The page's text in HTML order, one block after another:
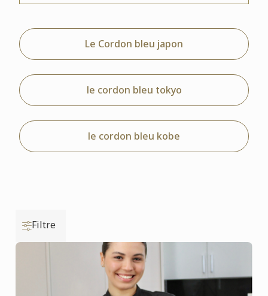
Le Cordon bleu japon
le cordon bleu tokyo
le cordon bleu kobe
Filtre